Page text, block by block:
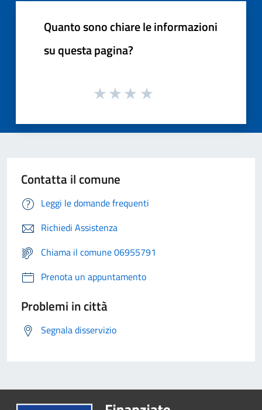
Quanto sono chiare le informazioni
su questa pagina?
Contatta il comune
Leggi le domande frequenti
Richiedi Assistenza
Chiama il comune 06955791
Prenota un appuntamento
Problemi in città
Segnala disservizio